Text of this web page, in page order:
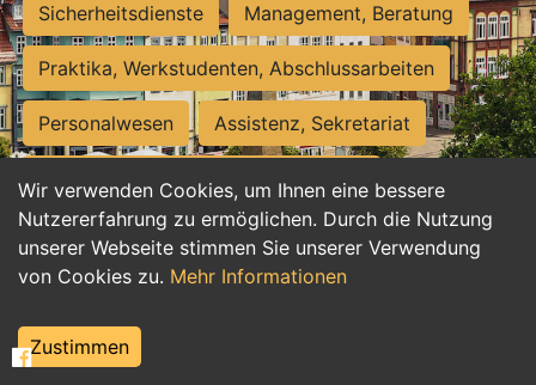
Wir verwenden Cookies, um Ihnen eine bessere
Nutzererfahrung zu ermöglichen. Durch die Nutzung
unserer Webseite stimmen Sie unserer Verwendung
von Cookies zu. Mehr Informationen
Zustimmen
Sicherheitsdienste Management, Beratung
Praktika, Werkstudenten, Abschlussarbeiten
Personalwesen Assistenz, Sekretariat
Hilfskräfte, Aushilfs- und Nebenjobs
Einkauf, Logistik, Materialwirtschaft
Weiterbildung, Studium, duale Ausbildung
Tourismus